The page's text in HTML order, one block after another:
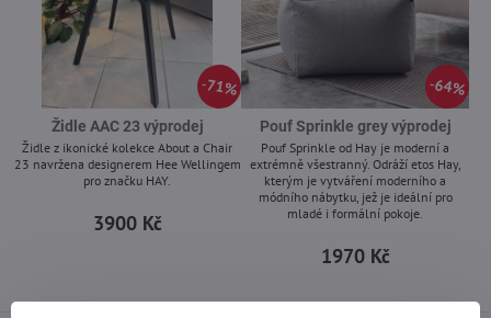
71%
Židle AAC 23 výprodej
Židle z ikonické kolekce About a Chair
23 navržena designerem Hee Wellingem
pro značku HAY.
3900 Kč
64%
Pouf Sprinkle grey výprodej
Pouf Sprinkle od Hay je moderní a
extrémně všestranný. Odráží etos Hay,
kterým je vytváření moderního a
módního nábytku, jež je ideální pro
mladé i formální pokoje.
1970 Kč